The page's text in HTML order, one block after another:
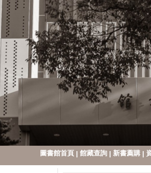
圖書館首頁 | 館藏查詢| 新書薦購|